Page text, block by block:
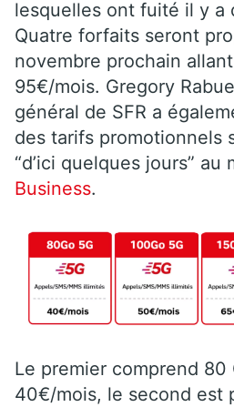
lesquelles ont fuité il y a
Quatre forfaits seront
novembre prochain
95€/mois. Gregory
général de SFR a
des tarifs promotionnels
“d’ici quelques jours” au
Business.
Le premier comprend 80
40€/mois, le second est